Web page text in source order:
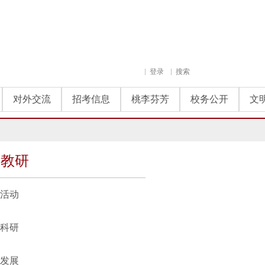
登录 搜索
文
校务公开
桃李芬芳
招考信息
对外交流
研
动
研
展